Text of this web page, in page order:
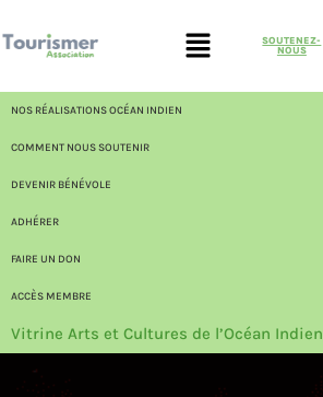
SOUTENEZ-
NOUS
NOS RÉALISATIONS OCÉAN INDIEN
COMMENT NOUS SOUTENIR
DEVENIR BÉNÉVOLE
ADHÉRER
FAIRE UN DON
ACCÈS MEMBRE
Vitrine Arts et Cultures de l’Océan Indien